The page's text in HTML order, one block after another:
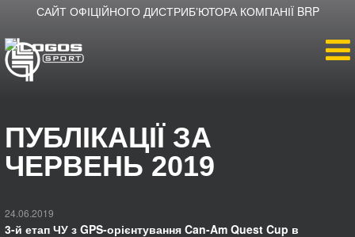
САЙТ ОФІЦІЙНОГО ДИСТРИБʼЮТОРА КОМПАНІЇ BRP
Продукція
Про компанію
ПУБЛІКАЦІЇ ЗА
ЧЕРВЕНЬ 2019
24.06.2019
3-й етап ЧУ з GPS-орієнтування Can-Am Quest Cup в